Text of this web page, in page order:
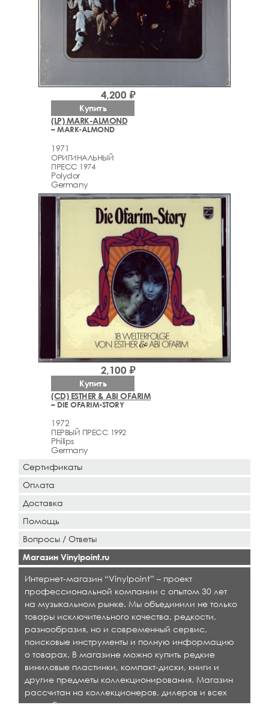
(LP) MARK-ALMOND
– MARK-ALMOND
1971
ОРИГИНАЛЬНЫЙ
ПРЕСС 1974
Polydor
Germany
4,200 ₽
Купить
(CD) ESTHER & ABI OFARIM
– DIE OFARIM-STORY
1972
ПЕРВЫЙ ПРЕСС 1992
Philips
Germany
2,100 ₽
Купить
Сертификаты
Оплата
Доставка
Помощь
Вопросы / Ответы
Магазин Vinylpoint.ru
Интернет-магазин “Vinylpoint” – проект
профессиональной компании с опытом 30 лет
на музыкальном рынке. Мы объединили не только
товары исключительного качества, редкости,
разнообразия, но и современный сервис,
поисковые инструменты и полную информацию
о товарах. В магазине можно купить редкие
виниловые пластинки, компакт-диски, книги и
другие предметы коллекционирования. Магазин
рассчитан на коллекционеров, дилеров и всех
кто любит качественную музыку.